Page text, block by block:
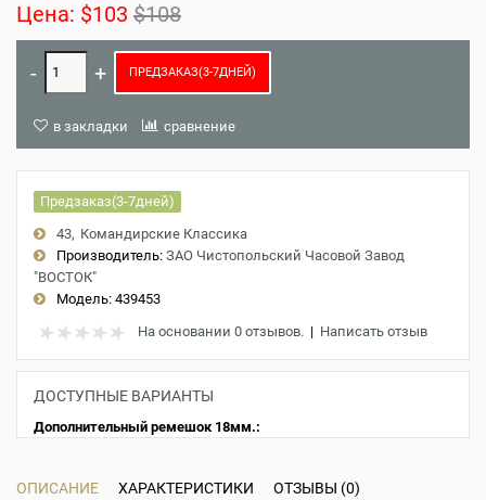
Цена: $103 $108
ПРЕДЗАКАЗ(3-7ДНЕЙ)
в закладки сравнение
Предзаказ(3-7дней)
43 Командирские Классика
Производитель: ЗАО Чистопольский Часовой Завод
"ВОСТОК"
Модель: 439453
На основании 0 отзывов. | Написать отзыв
ДОСТУПНЫЕ ВАРИАНТЫ
Дополнительный ремешок 18мм.:
ОПИСАНИЕ ХАРАКТЕРИСТИКИ ОТЗЫВЫ (0)